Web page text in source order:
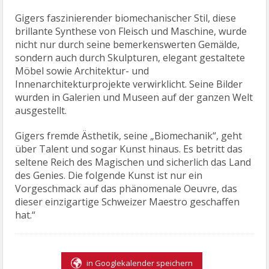
Gigers faszinierender biomechanischer Stil, diese
brillante Synthese von Fleisch und Maschine, wurde
nicht nur durch seine bemerkenswerten Gemälde,
sondern auch durch Skulpturen, elegant gestaltete
Möbel sowie Architektur- und
Innenarchitekturprojekte verwirklicht. Seine Bilder
wurden in Galerien und Museen auf der ganzen Welt
ausgestellt.
Gigers fremde Ästhetik, seine „Biomechanik“, geht
über Talent und sogar Kunst hinaus. Es betritt das
seltene Reich des Magischen und sicherlich das Land
des Genies. Die folgende Kunst ist nur ein
Vorgeschmack auf das phänomenale Oeuvre, das
dieser einzigartige Schweizer Maestro geschaffen
hat.“
in Googlekalender speichern